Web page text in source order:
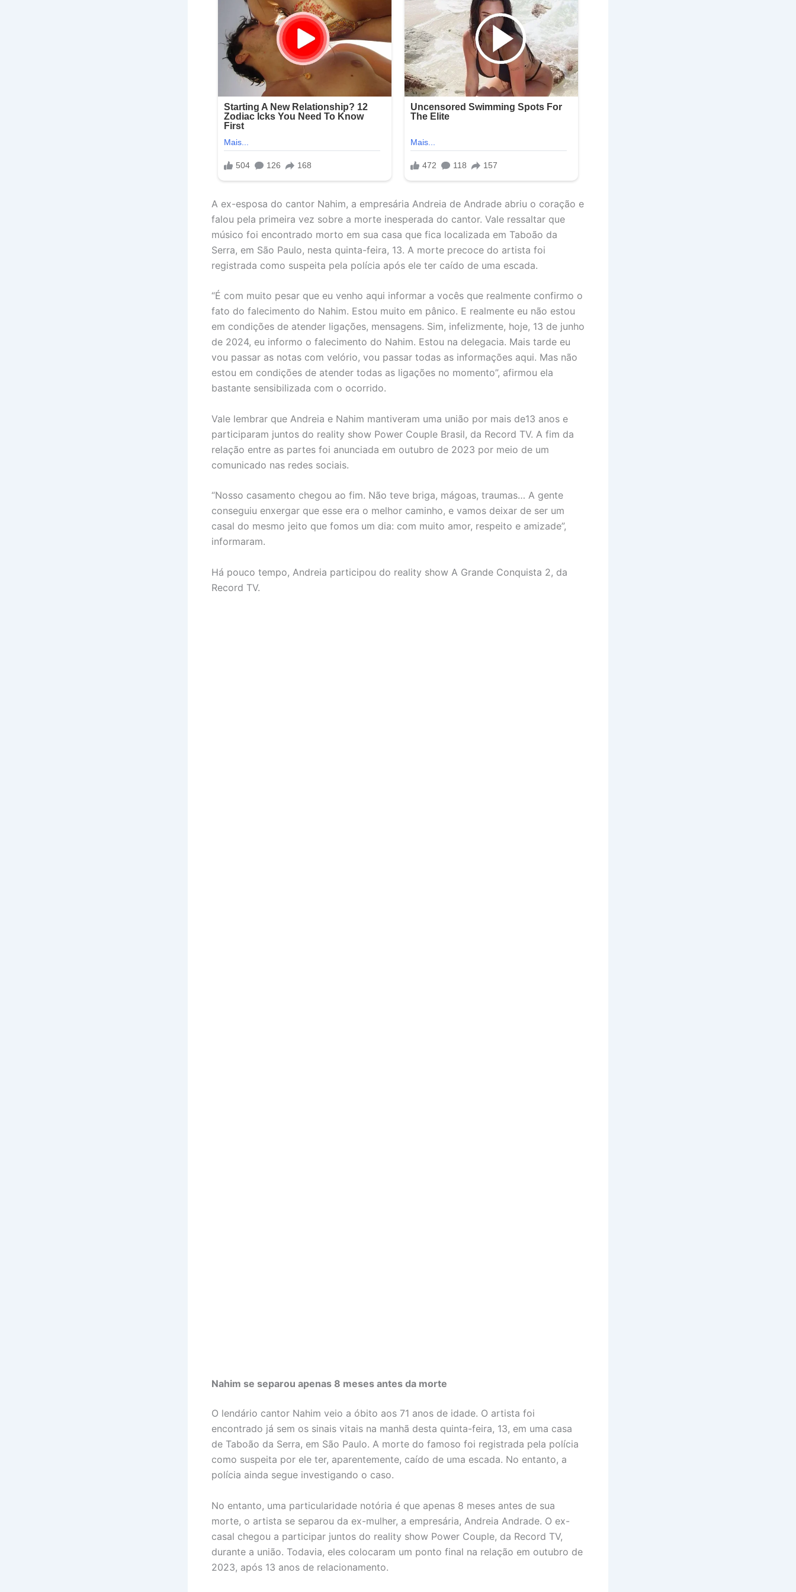
A ex-esposa do cantor Nahim, a empresária Andreia de Andrade abriu o coração e
falou pela primeira vez sobre a morte inesperada do cantor. Vale ressaltar que
músico foi encontrado morto em sua casa que fica localizada em Taboão da
Serra, em São Paulo, nesta quinta-feira, 13. A morte precoce do artista foi
registrada como suspeita pela polícia após ele ter caído de uma escada.
“É com muito pesar que eu venho aqui informar a vocês que realmente confirmo o
fato do falecimento do Nahim. Estou muito em pânico. E realmente eu não estou
em condições de atender ligações, mensagens. Sim, infelizmente, hoje, 13 de junho
de 2024, eu informo o falecimento do Nahim. Estou na delegacia. Mais tarde eu
vou passar as notas com velório, vou passar todas as informações aqui. Mas não
estou em condições de atender todas as ligações no momento”, afirmou ela
bastante sensibilizada com o ocorrido.
Vale lembrar que Andreia e Nahim mantiveram uma união por mais de13 anos e
participaram juntos do reality show Power Couple Brasil, da Record TV. A fim da
relação entre as partes foi anunciada em outubro de 2023 por meio de um
comunicado nas redes sociais.
“Nosso casamento chegou ao fim. Não teve briga, mágoas, traumas… A gente
conseguiu enxergar que esse era o melhor caminho, e vamos deixar de ser um
casal do mesmo jeito que fomos um dia: com muito amor, respeito e amizade”,
informaram.
Há pouco tempo, Andreia participou do reality show A Grande Conquista 2, da
Record TV.
Nahim se separou apenas 8 meses antes da morte
O lendário cantor Nahim veio a óbito aos 71 anos de idade. O artista foi
encontrado já sem os sinais vitais na manhã desta quinta-feira, 13, em uma casa
de Taboão da Serra, em São Paulo. A morte do famoso foi registrada pela polícia
como suspeita por ele ter, aparentemente, caído de uma escada. No entanto, a
polícia ainda segue investigando o caso.
No entanto, uma particularidade notória é que apenas 8 meses antes de sua
morte, o artista se separou da ex-mulher, a empresária, Andreia Andrade. O ex-
casal chegou a participar juntos do reality show Power Couple, da Record TV,
durante a união. Todavia, eles colocaram um ponto final na relação em outubro de
2023, após 13 anos de relacionamento.